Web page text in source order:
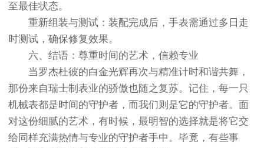
至最佳状态。
重新组装与测试：装配完成后，手表需通过多日走
时测试，确保修复效果。
六、结语：尊重时间的艺术，信赖专业
当罗杰杜彼的白金光辉再次与精准计时和谐共舞，
那份来自瑞士制表业的骄傲也随之复苏。记住，每一只
机械表都是时间的守护者，而我们则是它的守护者。面
对这份细腻的艺术，有时候，最明智的选择就是将它交
给同样充满热情与专业的守护者手中。毕竟，有些事